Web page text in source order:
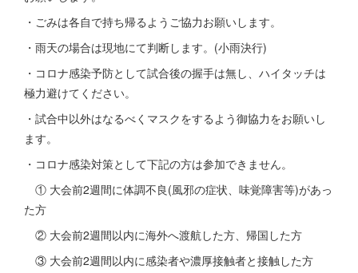
・ごみは各自で持ち帰るようご協力お願いします。
・雨天の場合は現地にて判断します。(小雨決行)
・コロナ感染予防として試合後の握手は無し、ハイタッチは
極力避けてください。
・試合中以外はなるべくマスクをするよう御協力をお願いし
ます。
・コロナ感染対策として下記の方は参加できません。
① 大会前2週間に体調不良(風邪の症状、味覚障害等)があっ
た方
② 大会前2週間以内に海外へ渡航した方、帰国した方
③ 大会前2週間以内に感染者や濃厚接触者と接触した方